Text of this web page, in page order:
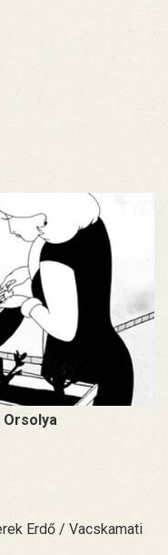
Orsolya
Erdő / Vacskamati